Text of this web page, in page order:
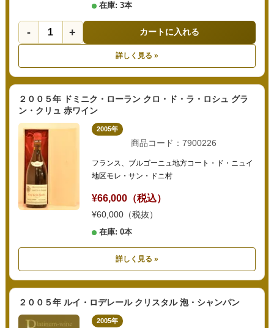
在庫: 3本
- + カートに入れる
詳しく見る »
２００５年 ドミニク・ローラン クロ・ド・ラ・ロシュ グラ
ン・クリュ 赤ワイン
2005年
商品コード：7900226
フランス、ブルゴーニュ地方コート・ド・ニュイ
地区モレ・サン・ドニ村
¥66,000（税込）
¥60,000（税抜）
在庫: 0本
詳しく見る »
２００５年 ルイ・ロデレール クリスタル 泡・シャンパン
2005年